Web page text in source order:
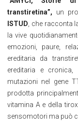
i
g
a
t
i
o
n
transtiretina”, un
ISTUD , che racconta
la vive
emozioni, paure,
ereditaria da
ereditaria e
mutazioni nel gene
prodotta
vitamina A e della
sensomotori ma può